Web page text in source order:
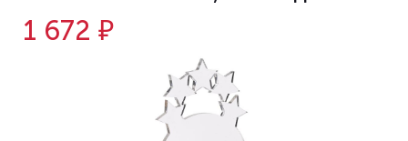
1 672 ₽